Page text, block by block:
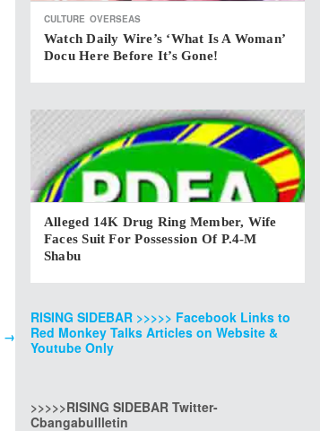
→
CULTURE OVERSEAS
Watch Daily Wire’s ‘What Is A Woman’
Docu Here Before It’s Gone!
Alleged 14K Drug Ring Member, Wife
Faces Suit For Possession Of P.4-M
Shabu
RISING SIDEBAR >>>>> Facebook Links to
Red Monkey Talks Articles on Website &
Youtube Only
>>>>>RISING SIDEBAR Twitter-
Cbangabullletin